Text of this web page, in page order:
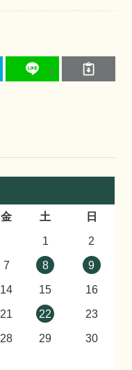
金 土
日
1
2
7 8
9
14 15
16
21 22
23
28 29
30